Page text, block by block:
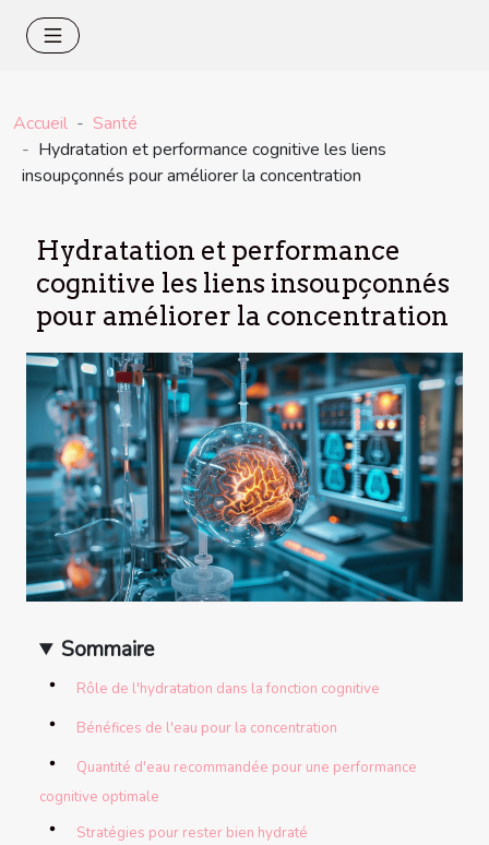
Accueil
Santé
Hydratation et performance cognitive les liens
insoupçonnés pour améliorer la concentration
Hydratation et performance
cognitive les liens insoupçonnés
pour améliorer la concentration
Sommaire
Rôle de l'hydratation dans la fonction cognitive
Bénéfices de l'eau pour la concentration
Quantité d'eau recommandée pour une performance
cognitive optimale
Stratégies pour rester bien hydraté